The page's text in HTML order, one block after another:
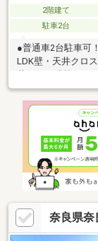
2階建て
駐車2台
●普通車2台駐車
LDK壁・天井クロ
トイレ壁クロス張
がある使い勝手の
物が多くても安心
リビングです♪
奈良県奈